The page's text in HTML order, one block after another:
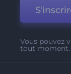
Vous pouvez
tout moment.